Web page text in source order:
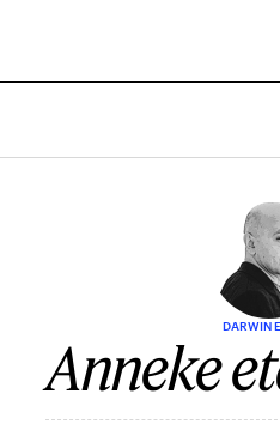
DARWIN
Anneke